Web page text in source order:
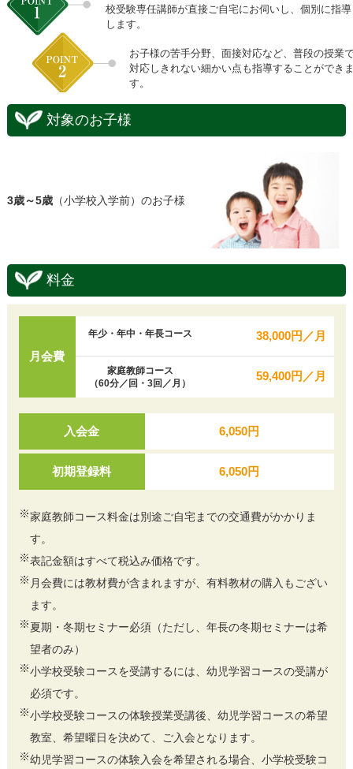
校受験専任講師が直接ご自宅にお伺いし、個別に指導
します。
お子様の苦手分野、面接対応など、普段の授業
対応しきれない細かい点も指導することができ
す。
対象のお子様
3歳～5歳（小学校入学前）のお子様
料金
月会費
年少・年中・年長コース 38,000円／月
家庭教師コース
（60分／回・3回／月）
59,400円／月
入会金 6,050円
初期登録料 6,050円
※家庭教師コース料金は別途ご自宅までの交通費がかかりま
す。
※表記金額はすべて税込み価格です。
※ 月会費には教材費が含まれますが、有料教材の購入もござい
ます。
※夏期・冬期セミナー必須（ただし、年長の冬期セミナーは希
望者のみ）
※小学校受験コースを受講するには、幼児学習コースの受講が
必須です。
※小学校受験コースの体験授業受講後、幼児学習コースの希望
教室、希望曜日を決めて、ご入会となります。
※幼児学習コースの体験入会を希望される場合、小学校受験コ